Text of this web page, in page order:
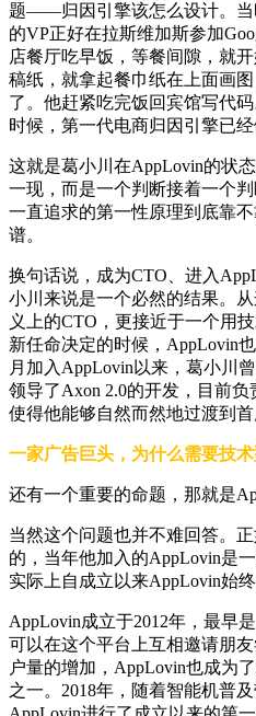
题——归因引擎该怎么设计。当
的VP正好在拉斯维加斯参加
店餐厅吃早饭，等餐间隙，就
稿纸，就拿起餐巾纸在上面画
了。他赶紧吃完饭回宾馆写代
时候，第一代电商归因引擎已经
这就是葛小川在AppLovin的状
一现，而是一个判断接着一个
一直追求的第一性原理到底靠
谱。
换句话说，成为CTO、进入
小川来说是一个必然的结果。
义上的CTO，更接近于一个用
新任命决定的时候，AppLovin
月加入AppLovin以来，葛小川
领导了Axon 2.0的开发，目前
使得他能够自然而然地过渡到
一家广告巨头，为什么需要技
还有一个重要的命题，那就是
当然这个问题也并不难回答。
的，当年他加入的AppLovin是
实际上自成立以来AppLovin始终
AppLovin成立于2012年，最早
可以在这个平台上互相邀请朋
户量的增加，AppLovin也成为
之一。2018年，随着智能机普